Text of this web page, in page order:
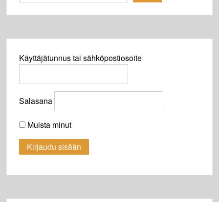
Käyttäjätunnus tai sähköpostiosoite
Salasana
Muista minut